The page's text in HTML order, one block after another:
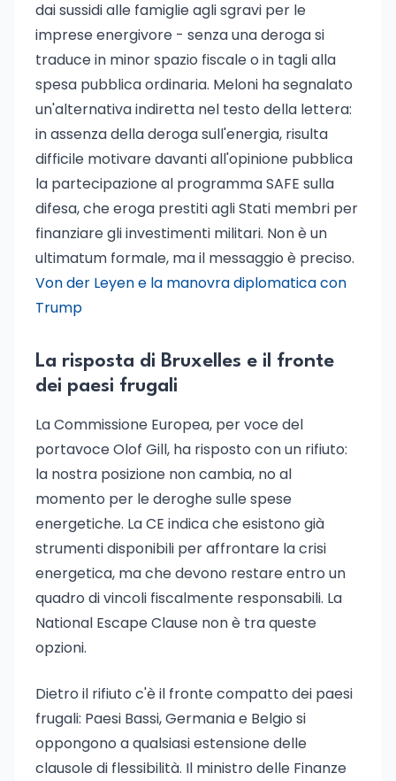
dai sussidi alle famiglie agli sgravi per le
imprese energivore - senza una deroga si
traduce in minor spazio fiscale o in tagli alla
spesa pubblica ordinaria. Meloni ha segnalato
un'alternativa indiretta nel testo della lettera:
in assenza della deroga sull'energia, risulta
difficile motivare davanti all'opinione pubblica
la partecipazione al programma SAFE sulla
difesa, che eroga prestiti agli Stati membri per
finanziare gli investimenti militari. Non è un
ultimatum formale, ma il messaggio è preciso.
Von der Leyen e la manovra diplomatica con
Trump
La risposta di Bruxelles e il fronte
dei paesi frugali
La Commissione Europea, per voce del
portavoce Olof Gill, ha risposto con un rifiuto:
la nostra posizione non cambia, no al
momento per le deroghe sulle spese
energetiche. La CE indica che esistono già
strumenti disponibili per affrontare la crisi
energetica, ma che devono restare entro un
quadro di vincoli fiscalmente responsabili. La
National Escape Clause non è tra queste
opzioni.
Dietro il rifiuto c'è il fronte compatto dei paesi
frugali: Paesi Bassi, Germania e Belgio si
oppongono a qualsiasi estensione delle
clausole di flessibilità. Il ministro delle Finanze